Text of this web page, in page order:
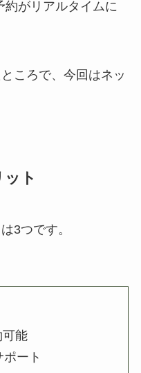
約がリアルタイムに
ころで、今回はネッ
ト
3つです。
可能
ート